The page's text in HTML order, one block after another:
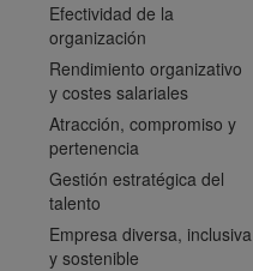
Efectividad de la
organización
Rendimiento organizativo
y costes salariales
Atracción, compromiso y
pertenencia
Gestión estratégica del
talento
Empresa diversa, inclusiva
y sostenible